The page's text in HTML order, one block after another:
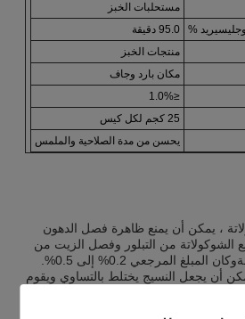
مستحلبات الخبز
%
95.0 دقيقة
منتجات الخبز
مكان بارد وجاف
≤1.0%
25 كجم لكل كيس
يحسن من مدة الصلاحية والملمس
، يمكن أن يمنع ظاهرة فصل الدهون
الشوكولاتة من التبلور وفصل الزيت من
المرجعي 0.2% إلى 0.5%.
أن يجعل النسيج يختلط بالتساوي ويقوم
أن يمنع فصل الزيت والماء والتصفيف